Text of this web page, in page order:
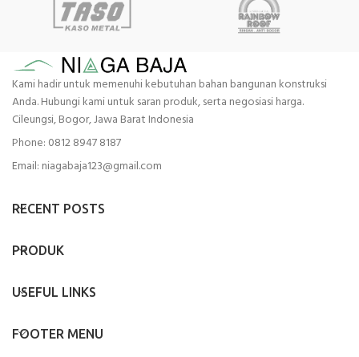
Kami hadir untuk memenuhi kebutuhan bahan bangunan konstruksi
Anda. Hubungi kami untuk saran produk, serta negosiasi harga.
Cileungsi, Bogor, Jawa Barat Indonesia
Phone: 0812 8947 8187
Email: niagabaja123@gmail.com
RECENT POSTS
PRODUK
USEFUL LINKS
FOOTER MENU